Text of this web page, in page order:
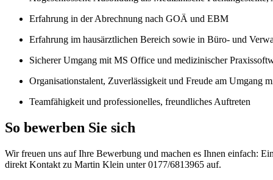
Erfahrung in der Abrechnung nach GOÄ und EBM
Erfahrung im hausärztlichen Bereich sowie in Büro- und
Sicherer Umgang mit MS Office und medizinischer
Organisationstalent, Zuverlässigkeit und Freude am Umgang
Teamfähigkeit und professionelles, freundliches Auftreten
So bewerben Sie sich
Wir freuen uns auf Ihre Bewerbung und machen es Ihnen einfach:
direkt Kontakt zu Martin Klein unter 0177/6813965 auf.